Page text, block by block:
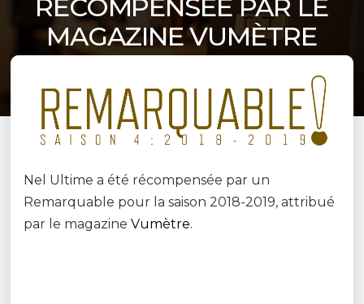
RÉCOMPENSÉE PAR LE
MAGAZINE VUMÈTRE
Nel Ultime a été récompensée par un
Remarquable pour la saison 2018-2019, attribué
par le magazineVumètre.